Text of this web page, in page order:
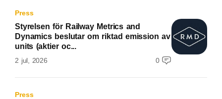
Press
Styrelsen för Railway Metrics and
Dynamics beslutar om riktad emission av
units (aktier oc...
2 jul, 2026 0
Press